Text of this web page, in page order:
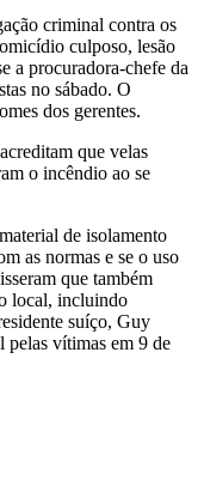
criminal contra os
culposo, lesão
a procuradora-chefe da
no sábado. O
dos gerentes.
que velas
o incêndio ao se
de isolamento
as normas e se o uso
que também
local, incluindo
suíço, Guy
pelas vítimas em 9 de